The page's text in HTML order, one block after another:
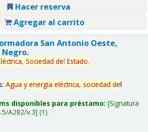
Hacer reserva
Agregar al carrito
San Antonio Oeste,
Sociedad del Estado.
Agua y energía eléctrica, sociedad del
disponibles para préstamo: Signatura
A282/v.3 (1).